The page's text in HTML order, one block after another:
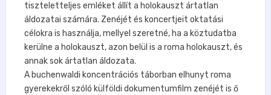
tiszteletteljes emléket állít a holokauszt ártatlan
áldozatai számára. Zenéjét és koncertjeit oktatási
célokra is használja, mellyel szeretné, ha a köztudatba
kerülne a holokauszt, azon belül is a roma holokauszt, és
annak sok ártatlan áldozata.
A buchenwaldi koncentrációs táborban elhunyt roma
gyerekekről szóló külföldi dokumentumfilm zenéjét is ő